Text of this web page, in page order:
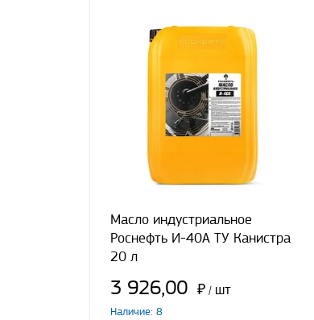
Масло индустриальное
Роснефть И-40А ТУ Канистра
20 л
3 926,00 ₽ / шт
Наличие: 8